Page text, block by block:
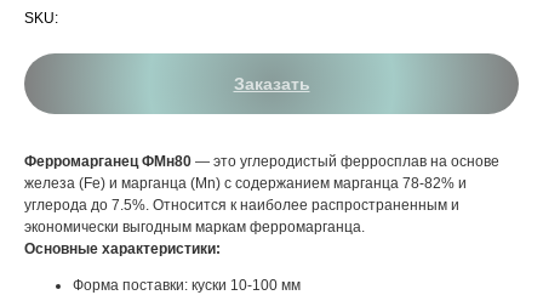
SKU:
Заказать
Ферромарганец ФМн80 — это углеродистый ферросплав на основе
железа (Fe) и марганца (Mn) с содержанием марганца 78-82% и
углерода до 7.5%. Относится к наиболее распространенным и
экономически выгодным маркам ферромарганца.
Основные характеристики:
Форма поставки: куски 10-100 мм